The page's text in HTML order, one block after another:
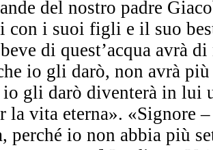
del nostro padre
con i suoi figli e il suo
di quest’acqua avrà
io gli darò, non avrà
io gli darò diventerà in lui
la vita eterna». «Signore
perché io non abbia più